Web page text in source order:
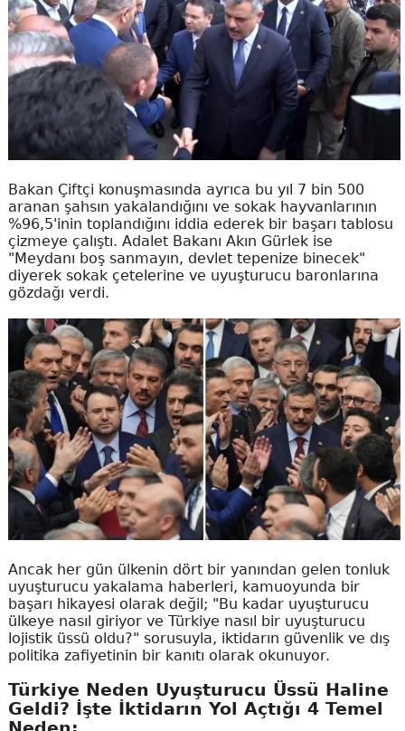
Bakan Çiftçi konuşmasında ayrıca bu yıl 7 bin 500
aranan şahsın yakalandığını ve sokak hayvanlarının
%96,5'inin toplandığını iddia ederek bir başarı tablosu
çizmeye çalıştı. Adalet Bakanı Akın Gürlek ise
"Meydanı boş sanmayın, devlet tepenize binecek"
diyerek sokak çetelerine ve uyuşturucu baronlarına
gözdağı verdi.
Ancak her gün ülkenin dört bir yanından gelen tonluk
uyuşturucu yakalama haberleri, kamuoyunda bir
başarı hikayesi olarak değil; "Bu kadar uyuşturucu
ülkeye nasıl giriyor ve Türkiye nasıl bir uyuşturucu
lojistik üssü oldu?" sorusuyla, iktidarın güvenlik ve dış
politika zafiyetinin bir kanıtı olarak okunuyor.
Türkiye Neden Uyuşturucu Üssü Haline
Geldi? İşte İktidarın Yol Açtığı 4 Temel